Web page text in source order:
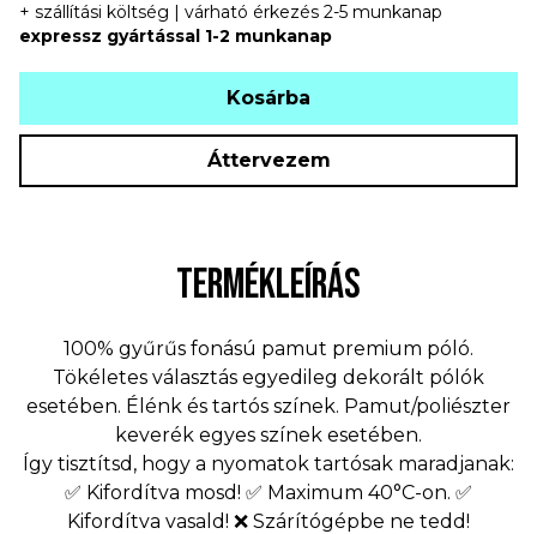
+ szállítási költség | várható érkezés 2-5 munkanap
expressz gyártással 1-2 munkanap
Kosárba
Áttervezem
TERMÉKLEÍRÁS
100% gyűrűs fonású pamut premium póló.
Tökéletes választás egyedileg dekorált pólók
esetében. Élénk és tartós színek. Pamut/poliészter
keverék egyes színek esetében.
Így tisztítsd, hogy a nyomatok tartósak maradjanak:
✅ Kifordítva mosd! ✅ Maximum 40°C-on. ✅
Kifordítva vasald! ❌ Szárítógépbe ne tedd!